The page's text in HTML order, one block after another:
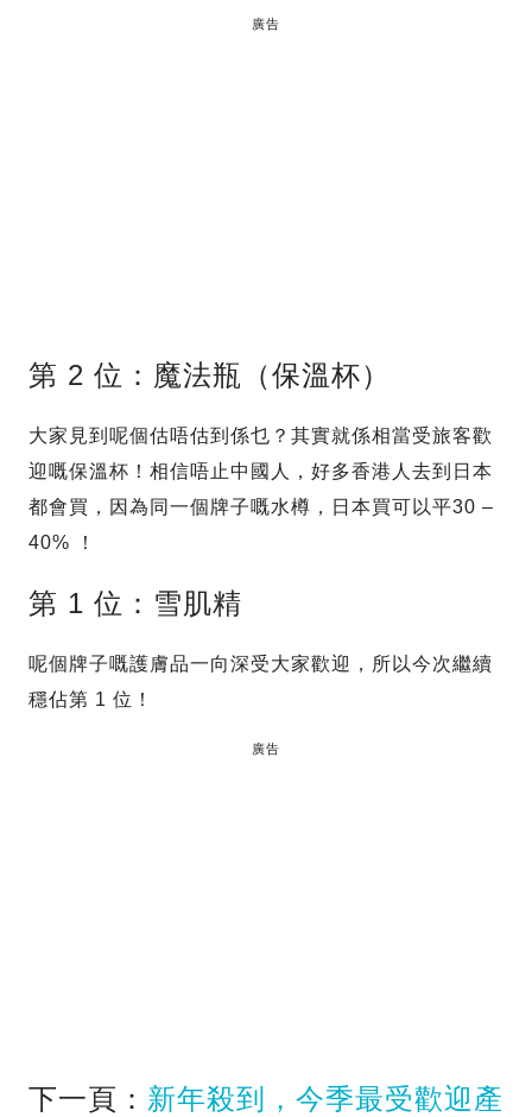
廣告
第 2 位：魔法瓶（保溫杯）
大家見到呢個估唔估到係乜？其實就係相當受旅客歡
迎嘅保溫杯！相信唔止中國人，好多香港人去到日本
都會買，因為同一個牌子嘅水樽，日本買可以平30 –
40% ！
第 1 位：雪肌精
呢個牌子嘅護膚品一向深受大家歡迎，所以今次繼續
穩佔第 1 位！
廣告
下一頁： 新年殺到，今季最受歡迎產